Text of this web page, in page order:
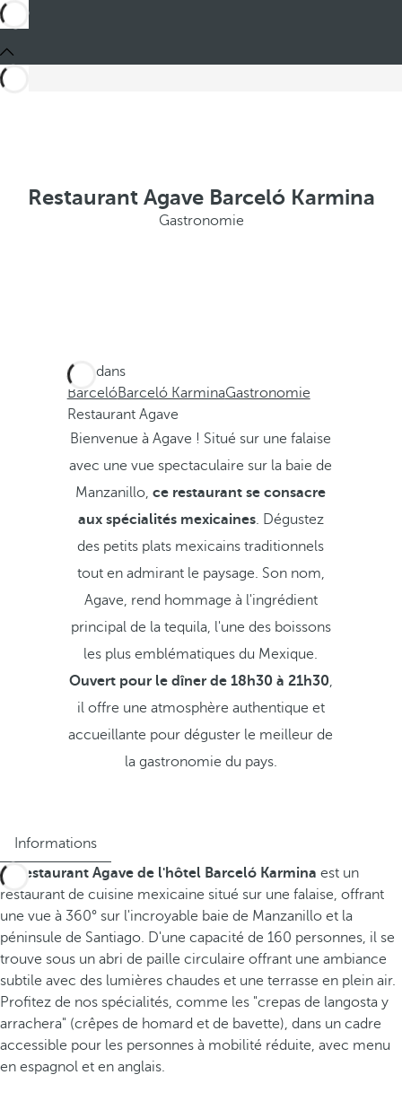
Restaurant Agave Barceló Karmina
Gastronomie
Ces dans
BarcelóBarceló KarminaGastronomie
Restaurant Agave
Bienvenue à Agave ! Situé sur une falaise
avec une vue spectaculaire sur la baie de
Manzanillo,ce restaurant se consacre
aux spécialités mexicaines. Dégustez
des petits plats mexicains traditionnels
tout en admirant le paysage. Son nom,
Agave, rend hommage à l'ingrédient
principal de la tequila, l'une des boissons
les plus emblématiques du Mexique.
Ouvert pour le dîner de 18h30 à 21h30,
il offre une atmosphère authentique et
accueillante pour déguster le meilleur de
la gastronomie du pays.
Informations
Le
restaurant Agave de l'hôtel Barceló Karmina est un
restaurant de cuisine mexicaine situé sur une falaise, offrant
une vue à 360° sur l'incroyable baie de Manzanillo et la
péninsule de Santiago. D'une capacité de 160 personnes, il se
trouve sous un abri de paille circulaire offrant une ambiance
subtile avec des lumières chaudes et une terrasse en plein air.
Profitez de nos spécialités, comme les "crepas de langosta y
arrachera" (crêpes de homard et de bavette), dans un cadre
accessible pour les personnes à mobilité réduite, avec menu
en espagnol et en anglais.